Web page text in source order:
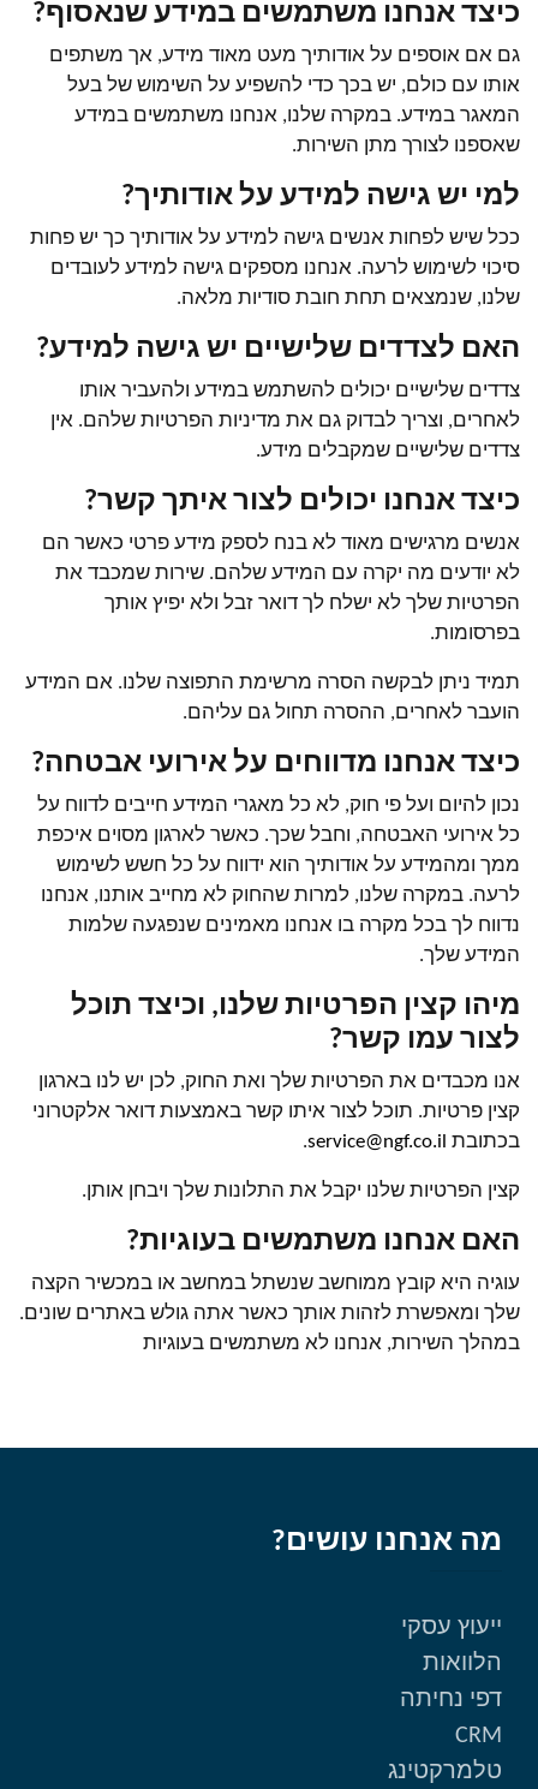
כיצד אנחנו משתמשים במידע שנאסוף?
גם אם אוספים על אודותיך מעט מאוד מידע, אך משתפים
אותו עם כולם, יש בכך כדי להשפיע על השימוש של בעל
המאגר במידע. במקרה שלנו, אנחנו משתמשים במידע
שאספנו לצורך מתן השירות.
למי יש גישה למידע על אודותיך?
ככל שיש לפחות אנשים גישה למידע על אודותיך כך יש פחות
סיכוי לשימוש לרעה. אנחנו מספקים גישה למידע לעובדים
שלנו, שנמצאים תחת חובת סודיות מלאה.
האם לצדדים שלישיים יש גישה למידע?
צדדים שלישיים יכולים להשתמש במידע ולהעביר אותו
לאחרים, וצריך לבדוק גם את מדיניות הפרטיות שלהם. אין
צדדים שלישיים שמקבלים מידע.
כיצד אנחנו יכולים לצור איתך קשר?
אנשים מרגישים מאוד לא בנח לספק מידע פרטי כאשר הם
לא יודעים מה יקרה עם המידע שלהם. שירות שמכבד את
הפרטיות שלך לא ישלח לך דואר זבל ולא יפיץ אותך
בפרסומות.
תמיד ניתן לבקשה הסרה מרשימת התפוצה שלנו. אם המידע
הועבר לאחרים, ההסרה תחול גם עליהם.
כיצד אנחנו מדווחים על אירועי אבטחה?
נכון להיום ועל פי חוק, לא כל מאגרי המידע חייבים לדווח על
כל אירועי האבטחה, וחבל שכך. כאשר לארגון מסוים איכפת
ממך ומהמידע על אודותיך הוא ידווח על כל חשש לשימוש
לרעה. במקרה שלנו, למרות שהחוק לא מחייב אותנו, אנחנו
נדווח לך בכל מקרה בו אנחנו מאמינים שנפגעה שלמות
המידע שלך.
מיהו קצין הפרטיות שלנו, וכיצד תוכל
לצור עמו קשר?
אנו מכבדים את הפרטיות שלך ואת החוק, לכן יש לנו בארגון
קצין פרטיות. תוכל לצור איתו קשר באמצעות דואר אלקטרוני
בכתובת service@ngf.co.il
.
קצין הפרטיות שלנו יקבל את התלונות שלך ויבחן אותן.
האם אנחנו משתמשים בעוגיות?
עוגיה היא קובץ ממוחשב שנשתל במחשב או במכשיר הקצה
שלך ומאפשרת לזהות אותך כאשר אתה גולש באתרים שונים.
במהלך השירות, אנחנו לא משתמשים בעוגיות
מה אנחנו עושים?
ייעוץ עסקי
הלוואות
דפי נחיתה
CRM
טלמרקטינג